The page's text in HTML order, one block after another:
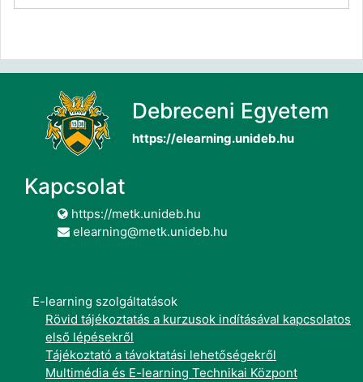
Debreceni Egyetem
https://elearning.unideb.hu
Kapcsolat
https://metk.unideb.hu
elearning@metk.unideb.hu
E-learning szolgáltatások
Rövid tájékoztatás a kurzusok indításával kapcsolatos
első lépésekről
Tájékoztató a távoktatási lehetőségekről
Multimédia és E-learning Technikai Központ